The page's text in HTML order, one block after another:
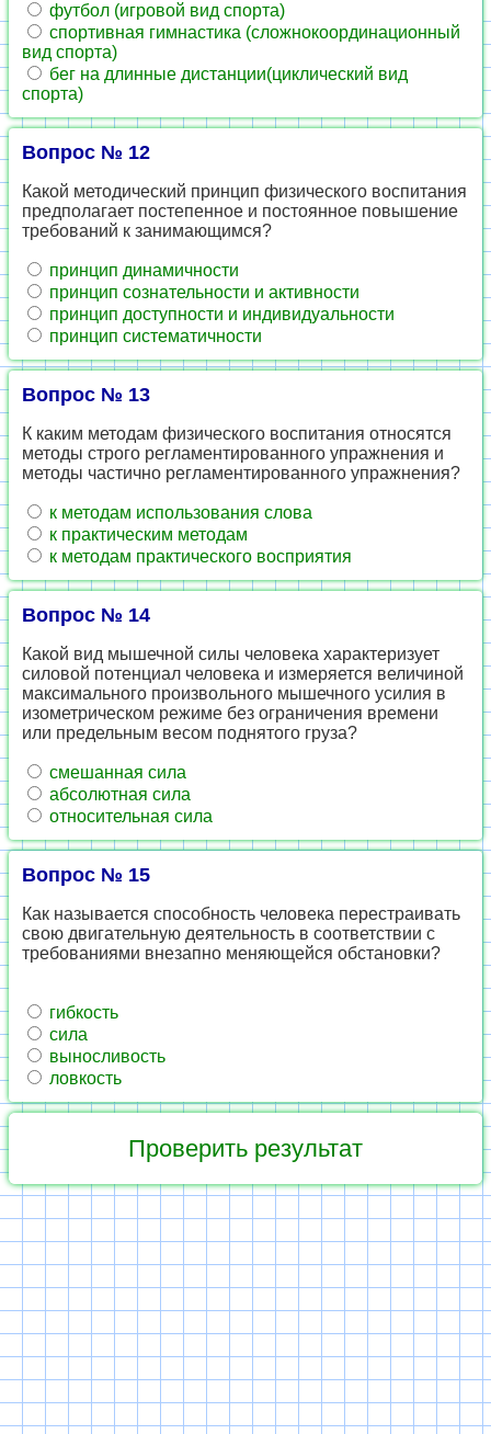
футбол (игровой вид спорта)
спортивная гимнастика (сложнокоординационный
вид спорта)
бег на длинные дистанции(циклический вид
спорта)
Вопрос № 12
Какой методический принцип физического воспитания
предполагает постепенное и постоянное повышение
требований к занимающимся?
принцип динамичности
принцип сознательности и активности
принцип доступности и индивидуальности
принцип систематичности
Вопрос № 13
К каким методам физического воспитания относятся
методы строго регламентированного упражнения и
методы частично регламентированного упражнения?
к методам использования слова
к практическим методам
к методам практического восприятия
Вопрос № 14
Какой вид мышечной силы человека характеризует
силовой потенциал человека и измеряется величиной
максимального произвольного мышечного усилия в
изометрическом режиме без ограничения времени
или предельным весом поднятого груза?
смешанная сила
абсолютная сила
относительная сила
Вопрос № 15
Как называется способность человека перестраивать
свою двигательную деятельность в соответствии с
требованиями внезапно меняющейся обстановки?
гибкость
сила
выносливость
ловкость